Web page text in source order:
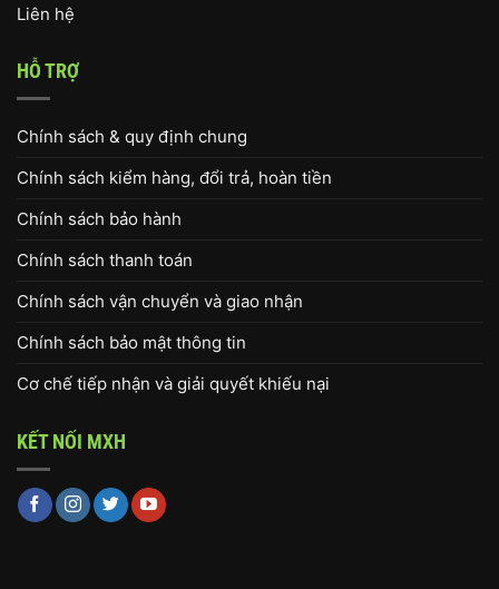
Liên hệ
HỖ TRỢ
Chính sách & quy định chung
Chính sách kiểm hàng, đổi trả, hoàn tiền
Chính sách bảo hành
Chính sách thanh toán
Chính sách vận chuyển và giao nhận
Chính sách bảo mật thông tin
Cơ chế tiếp nhận và giải quyết khiếu nại
KẾT NỐI MXH